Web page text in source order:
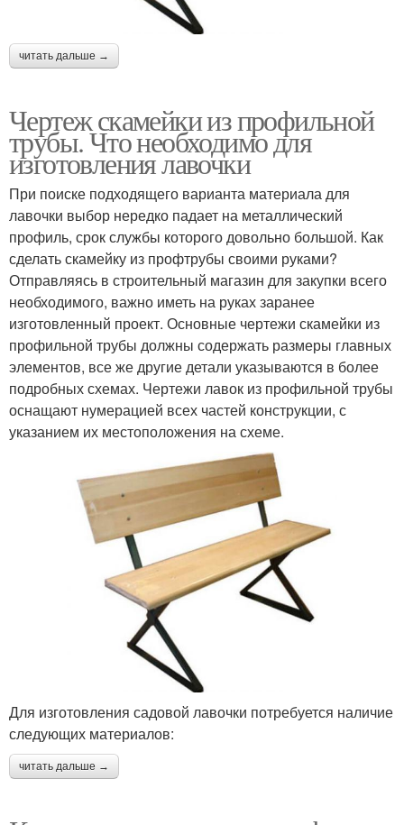
читать дальше →
Чертеж скамейки из профильной
трубы. Что необходимо для
изготовления лавочки
При поиске подходящего варианта материала для
лавочки выбор нередко падает на металлический
профиль, срок службы которого довольно большой. Как
сделать скамейку из профтрубы своими руками?
Отправляясь в строительный магазин для закупки всего
необходимого, важно иметь на руках заранее
изготовленный проект. Основные чертежи скамейки из
профильной трубы должны содержать размеры главных
элементов, все же другие детали указываются в более
подробных схемах. Чертежи лавок из профильной трубы
оснащают нумерацией всех частей конструкции, с
указанием их местоположения на схеме.
Для изготовления садовой лавочки потребуется наличие
следующих материалов:
читать дальше →